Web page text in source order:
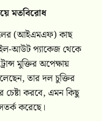
মতবিরোধ
(আইএমএফ) কাছ
আউট প্যাকেজ থেকে
মুক্তির অপেক্ষায়
তার দল চুক্তির
চেষ্টা করবে, এমন কিছু
করেছে।